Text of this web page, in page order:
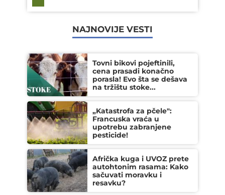
NAJNOVIJE VESTI
Tovni bikovi pojeftinili,
cena prasadi konačno
porasla! Evo šta se dešava
na tržištu stoke...
„Katastrofa za pčele":
Francuska vraća u
upotrebu zabranjene
pesticide!
Afrička kuga i UVOZ prete
autohtonim rasama: Kako
sačuvati moravku i
resavku?